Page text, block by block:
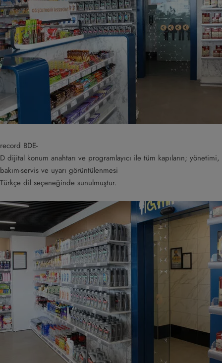
record BDE-
D dijital konum anahtarı ve programlayıcı ile tüm kapıların; yönetimi,
bakım-servis ve uyarı görüntülenmesi
Türkçe dil seçeneğinde sunulmuştur.